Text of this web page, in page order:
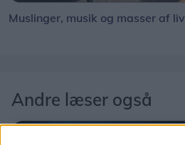
Muslinger, musik og masser af liv
Andre læser også